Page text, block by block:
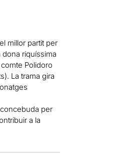
millor partit per
riquíssima
Polidoro
La trama gira
per
a la